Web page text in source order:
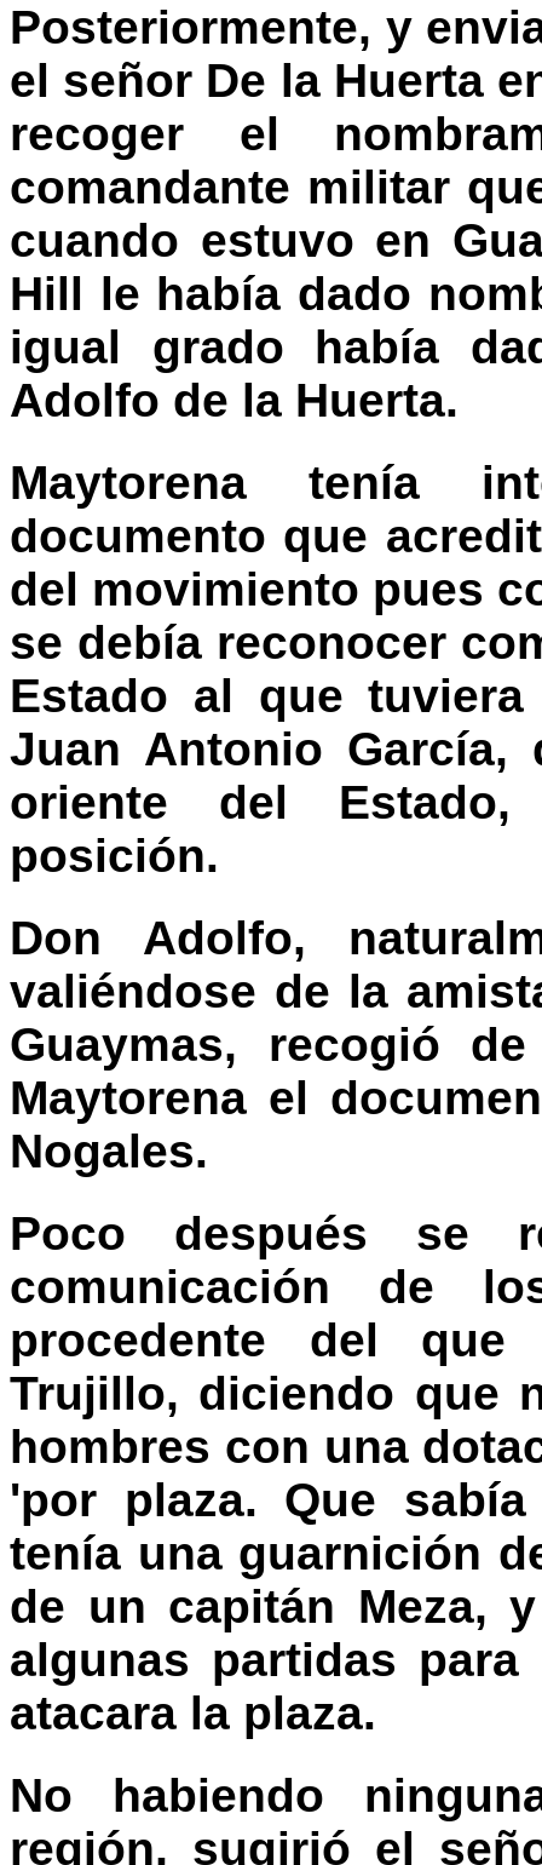
Posteriormente, y
el señor De la Huerta
recoger el
comandante militar
cuando estuvo en
Hill le había dado
igual grado había
Adolfo de la Huerta.
Maytorena tenía
documento que
del movimiento pues
se debía reconocer
Estado al que
Juan Antonio
oriente del Estado,
posición.
Don Adolfo,
valiéndose de la
Guaymas, recogió
Maytorena el
Nogales.
Poco después
comunicación de
procedente del
Trujillo, diciendo que
hombres con una
'por plaza. Que
tenía una guarnición
de un capitán Meza,
algunas partidas
atacara la plaza.
No habiendo
región, sugirió el